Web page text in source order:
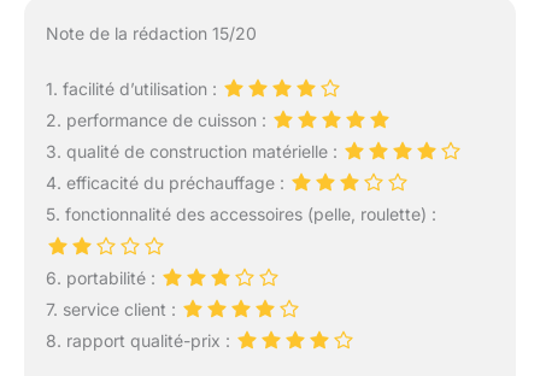
Note de la rédaction 15/20
1. facilité d’utilisation :
2. performance de cuisson :
3. qualité de construction matérielle :
4. efficacité du préchauffage :
5. fonctionnalité des accessoires (pelle, roulette) :
6. portabilité :
7. service client :
8. rapport qualité-prix :